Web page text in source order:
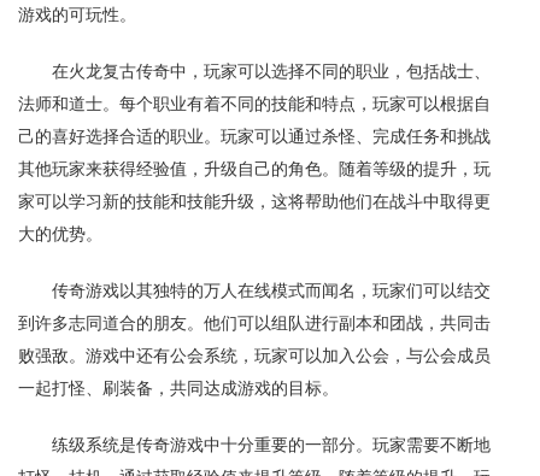
游戏的可玩性。
在火龙复古传奇中，玩家可以选择不同的职业，包括战士、
法师和道士。每个职业有着不同的技能和特点，玩家可以根据自
己的喜好选择合适的职业。玩家可以通过杀怪、完成任务和挑战
其他玩家来获得经验值，升级自己的角色。随着等级的提升，玩
家可以学习新的技能和技能升级，这将帮助他们在战斗中取得更
大的优势。
传奇游戏以其独特的万人在线模式而闻名，玩家们可以结交
到许多志同道合的朋友。他们可以组队进行副本和团战，共同击
败强敌。游戏中还有公会系统，玩家可以加入公会，与公会成员
一起打怪、刷装备，共同达成游戏的目标。
练级系统是传奇游戏中十分重要的一部分。玩家需要不断地